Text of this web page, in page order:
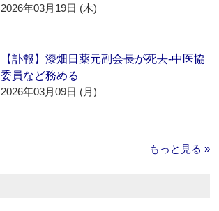
2026年03月19日 (木)
【訃報】漆畑日薬元副会長が死去‐中医協
委員など務める
2026年03月09日 (月)
もっと見る »